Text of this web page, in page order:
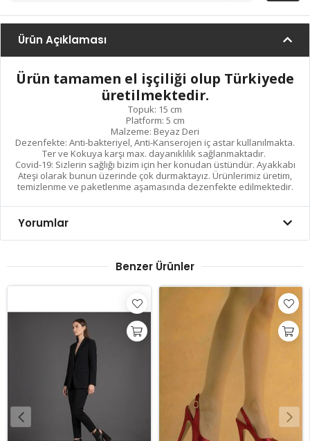
Ürün Açıklaması
Ürün tamamen el işçiliği olup Türkiyede
üretilmektedir.
Topuk: 15 cm
Platform: 5 cm
Malzeme: Beyaz Deri
Dezenfekte: Anti-bakteriyel, Anti-Kanserojen iç astar kullanılmakta.
Ter ve Kokuya karşı max. dayanıklılık sağlanmaktadır.
Covid-19: Sizlerin sağlığı bizim için her konudan üstündür. Ayakkabı
Ateşi olarak bunun üzerinde çok durmaktayız. Ürünlerimiz üretim,
temizlenme ve paketlenme aşamasında dezenfekte edilmektedir.
Yorumlar
Benzer Ürünler